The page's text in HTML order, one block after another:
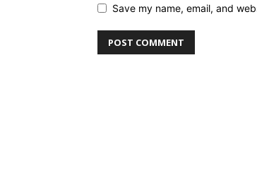
Save my name, email, and